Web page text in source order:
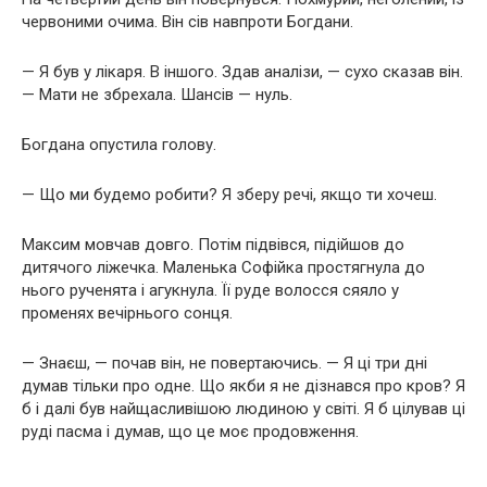
червоними очима. Він сів навпроти Богдани.
— Я був у лікаря. В іншого. Здав аналізи, — сухо сказав він.
— Мати не збрехала. Шансів — нуль.
Богдана опустила голову.
— Що ми будемо робити? Я зберу речі, якщо ти хочеш.
Максим мовчав довго. Потім підвівся, підійшов до
дитячого ліжечка. Маленька Софійка простягнула до
нього рученята і агукнула. Її руде волосся сяяло у
променях вечірнього сонця.
— Знаєш, — почав він, не повертаючись. — Я ці три дні
думав тільки про одне. Що якби я не дізнався про кров? Я
б і далі був найщасливішою людиною у світі. Я б цілував ці
руді пасма і думав, що це моє продовження.